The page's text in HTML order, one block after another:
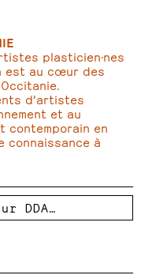
plasticien·nes
est au cœur des
d’artistes
et au
contemporain en
connaissance à